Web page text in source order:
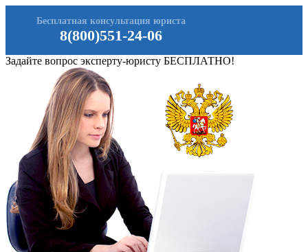
8(800)551-24-06
Бесплатная консультация юриста
Задайте вопрос эксперту-юристу БЕСПЛАТНО!